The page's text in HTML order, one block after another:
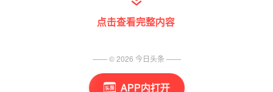
APP内打开
这样的情况还不少，居民们希望了解这种黑虫
的详细情况，什么品种?有没有毒?怎么预防杀
点击查看完整内容
—— ©2026 今日头条 ——